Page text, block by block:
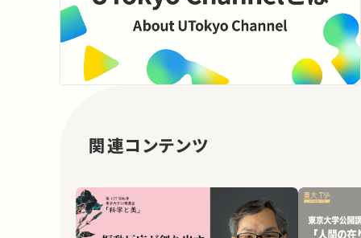
関連コンテンツ